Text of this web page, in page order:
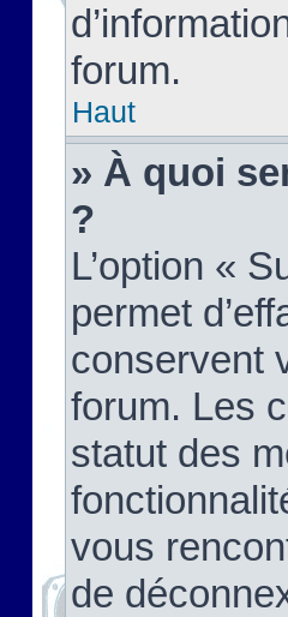
forum.
Haut
» À quoi
?
L’option «
permet
conservent
forum. Les
statut des
vous
de